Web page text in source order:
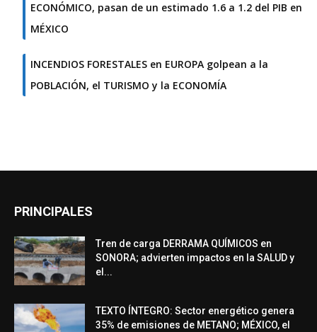
ECONÓMICO, pasan de un estimado 1.6 a 1.2 del PIB en
MÉXICO
INCENDIOS FORESTALES en EUROPA golpean a la
POBLACIÓN, el TURISMO y la ECONOMÍA
PRINCIPALES
Tren de carga DERRAMA QUÍMICOS en
SONORA; advierten impactos en la SALUD y
el...
TEXTO ÍNTEGRO: Sector energético genera
35% de emisiones de METANO; MÉXICO, el